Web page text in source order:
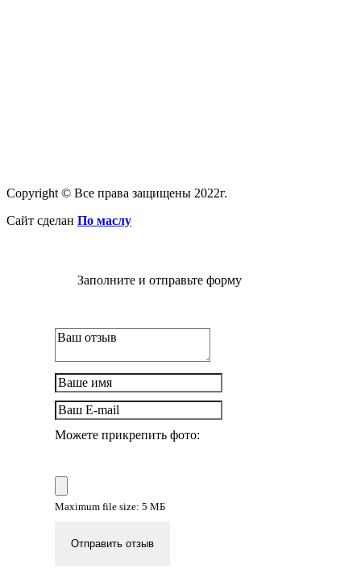
Copyright © Все права защищены 2022г.
Сайт сделан По маслу
Заполните и отправьте форму
Можете прикрепить фото:
Maximum file size: 5 МБ
Отправить отзыв